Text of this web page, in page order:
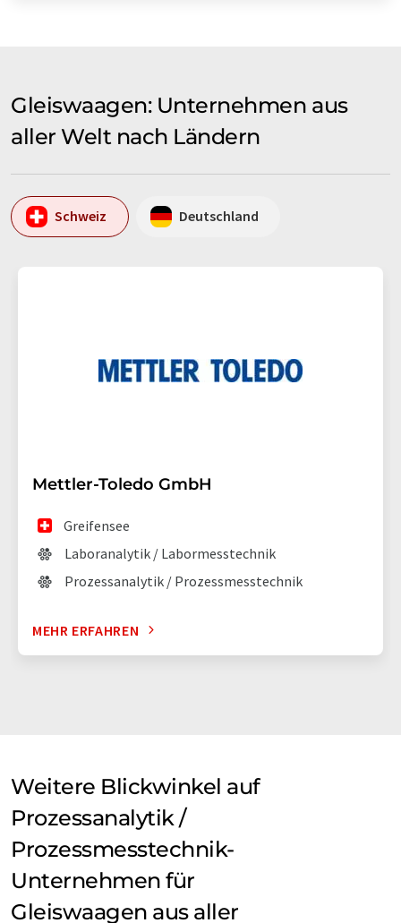
Gleiswaagen: Unternehmen aus
aller Welt nach Ländern
Schweiz Deutschland
Mettler-Toledo GmbH
Greifensee
Laboranalytik / Labormesstechnik
Prozessanalytik / Prozessmesstechnik
MEHR ERFAHREN
Weitere Blickwinkel auf
Prozessanalytik /
Prozessmesstechnik-
Unternehmen für
Gleiswaagen aus aller